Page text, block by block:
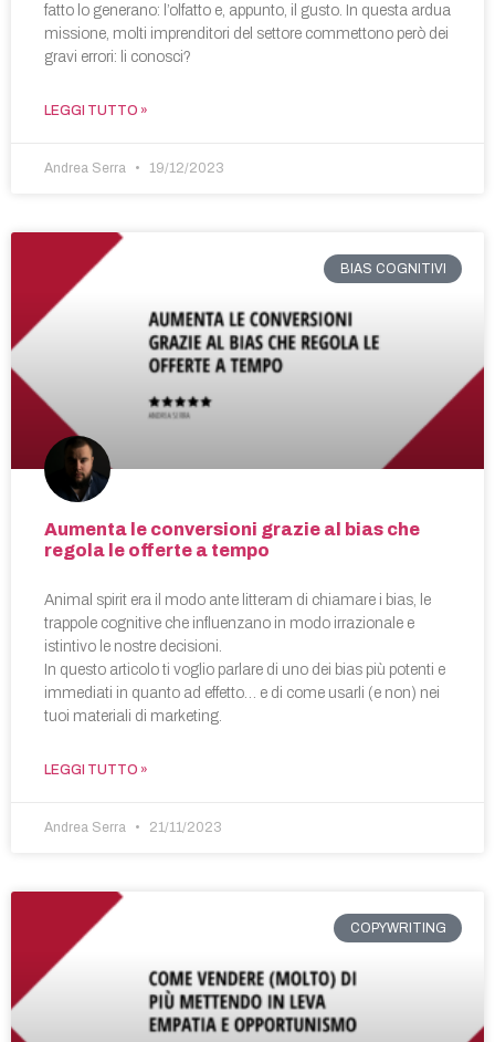
fatto lo generano: l’olfatto e, appunto, il gusto. In questa ardua
missione, molti imprenditori del settore commettono però dei
gravi errori: li conosci?
LEGGI TUTTO »
Andrea Serra 19/12/2023
BIAS COGNITIVI
Aumenta le conversioni grazie al bias che
regola le offerte a tempo
Animal spirit era il modo ante litteram di chiamare i bias, le
trappole cognitive che influenzano in modo irrazionale e
istintivo le nostre decisioni.
In questo articolo ti voglio parlare di uno dei bias più potenti e
immediati in quanto ad effetto… e di come usarli (e non) nei
tuoi materiali di marketing.
LEGGI TUTTO »
Andrea Serra 21/11/2023
COPYWRITING